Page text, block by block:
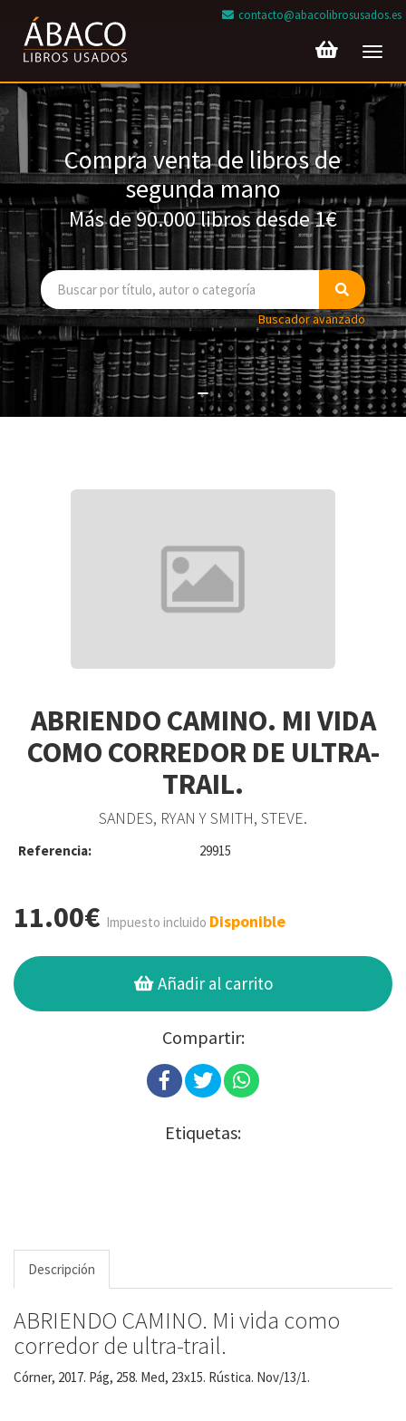
contacto@abacolibrosusados.es
Compra venta de libros de
segunda mano
Más de 90.000 libros desde 1€
Buscador avanzado
ABRIENDO CAMINO. MI VIDA
COMO CORREDOR DE ULTRA-
TRAIL.
SANDES, RYAN Y SMITH, STEVE.
Referencia: 29915
11.00€ Impuesto incluido Disponible
Añadir al carrito
Compartir:
Etiquetas:
Descripción
ABRIENDO CAMINO. Mi vida como
corredor de ultra-trail.
Córner, 2017. Pág, 258. Med, 23x15. Rústica. Nov/13/1.